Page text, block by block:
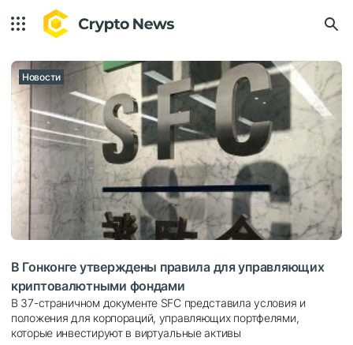
Новости
В Гонконге утверждены правила для управляющих
криптовалютными фондами
В 37-страничном документе SFC представила условия и
положения для корпораций, управляющих портфелями,
которые инвестируют в виртуальные активы